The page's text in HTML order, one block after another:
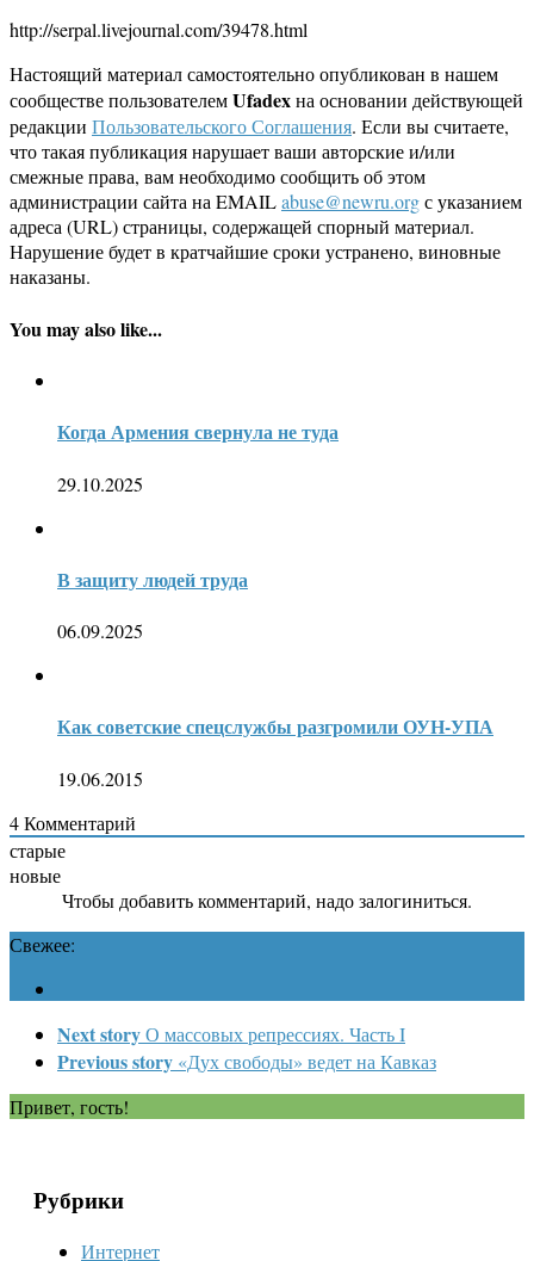
http://serpal.livejournal.com/39478.html
Настоящий материал самостоятельно опубликован в нашем
сообществе пользователемUfadexна основании действующей
редакции Пользовательского Соглашения. Если вы считаете,
что такая публикация нарушает ваши авторские и/или
смежные права, вам необходимо сообщить об этом
администрации сайта на EMAILabuse@newru.orgс указанием
адреса (URL) страницы, содержащей спорный материал.
Нарушение будет в кратчайшие сроки устранено, виновные
наказаны.
You may also like...
Когда Армения свернула не туда
29.10.2025
В защиту людей труда
06.09.2025
Как советские спецслужбы разгромили ОУН-УПА
19.06.2015
4Комментарий
старые
новые
Чтобы добавить комментарий, надо залогиниться.
Свежее:
Next storyО массовых репрессиях. Часть I
Previous story «Дух свободы» ведет на Кавказ
Привет, гость!
Рубрики
Интернет